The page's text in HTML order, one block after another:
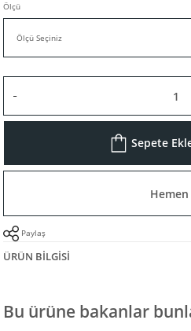
Ölçü
Sepete
Hemen
Paylaş
ÜRÜN BILGISI
Bu ürüne bakanlar